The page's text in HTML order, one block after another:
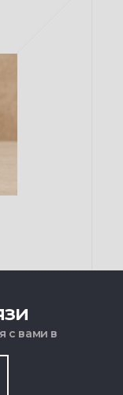
с вами в